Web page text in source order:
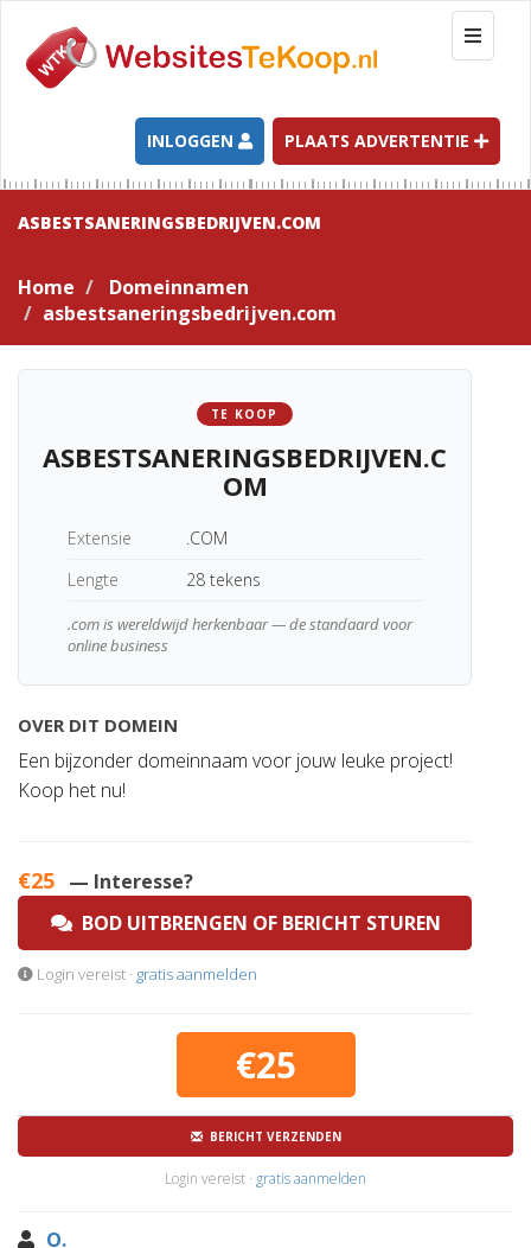
T
o
g
l
e
n
t
i
INLOGGEN PLAATS ADVERTENTIE
ASBESTSANERINGSBEDRIJVEN.COM
Home
Domeinnamen
asbestsaneringsbedrijven.com
TE KOOP
ASBESTSANERINGSBEDRIJVEN.C
OM
Extensie
.COM
Lengte
28 tekens
.com is wereldwijd herkenbaar — de standaard voor
online business
OVER DIT DOMEIN
Een bijzonder domeinnaam voor jouw leuke project!
Koop het nu!
€25 — Interesse?
BOD UITBRENGEN OF BERICHT STUREN
Login vereist · gratis aanmelden
€25
BERICHT VERZENDEN
Login vereist · gratis aanmelden
O.